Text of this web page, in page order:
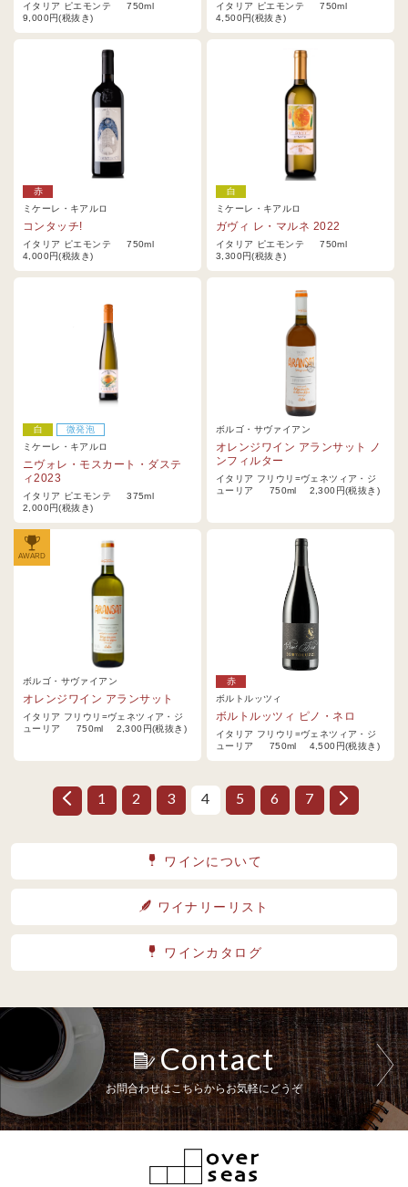
イタリア ピエモンテ 750ml
9,000円(税抜き)
イタリア ピエモンテ 750ml
4,500円(税抜き)
赤
ミケーレ・キアルロ
コンタッチ!
イタリア ピエモンテ 750ml
4,000円(税抜き)
白
ミケーレ・キアルロ
ガヴィ レ・マルネ 2022
イタリア ピエモンテ 750ml
3,300円(税抜き)
白
微発泡
ミケーレ・キアルロ
ニヴォレ・モスカート・ダステ
ィ2023
イタリア ピエモンテ 375ml
2,000円(税抜き)
ボルゴ・サヴァイアン
オレンジワイン アランサット ノ
ンフィルター
イタリア フリウリ=ヴェネツィア・ジ
ューリア 750ml 2,300円(税抜き)
AWARD
ボルゴ・サヴァイアン
オレンジワイン アランサット
イタリア フリウリ=ヴェネツィア・ジ
ューリア 750ml 2,300円(税抜き)
赤
ボルトルッツィ
ボルトルッツィ ピノ・ネロ
イタリア フリウリ=ヴェネツィア・ジ
ューリア 750ml 4,500円(税抜き)
1 2 3 4 5 6 7
ワインについて
ワイナリーリスト
ワインカタログ
Contact
お問合わせはこちらからお気軽にどうぞ